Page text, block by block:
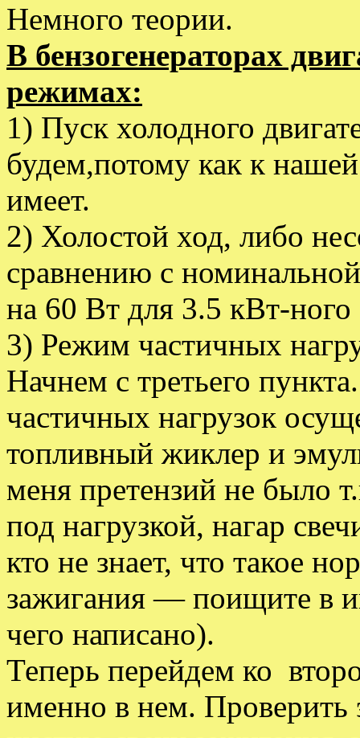
Немного теории.
В бензогенераторах
режимах:
1) Пуск холодного
будем,потому как к
имеет.
2) Холостой ход, либо
сравнению с
на 60 Вт для 3.5 кВт-ного
3) Режим частичных
Начнем с третьего
частичных нагрузок
топливный жиклер и
меня претензий не было
под нагрузкой, нагар
кто не знает, что такое
зажигания — поищите в
чего написано).
Теперь перейдем ко
именно в нем. Проверить